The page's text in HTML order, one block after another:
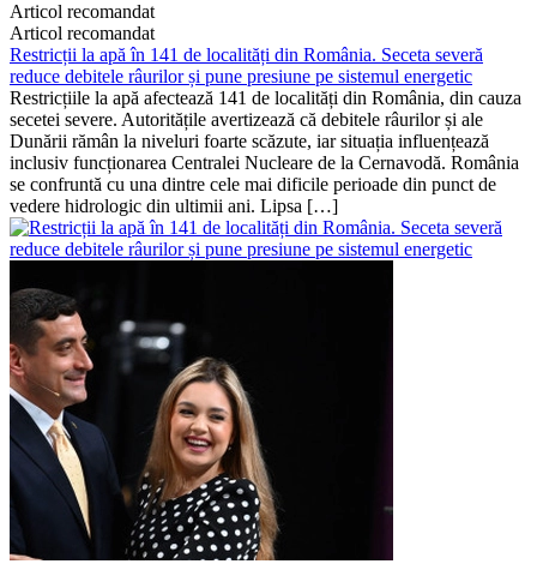
Articol recomandat
Articol recomandat
Restricții la apă în 141 de localități din România. Seceta severă
reduce debitele râurilor și pune presiune pe sistemul energetic
Restricțiile la apă afectează 141 de localități din România, din cauza
secetei severe. Autoritățile avertizează că debitele râurilor și ale
Dunării rămân la niveluri foarte scăzute, iar situația influențează
inclusiv funcționarea Centralei Nucleare de la Cernavodă. România
se confruntă cu una dintre cele mai dificile perioade din punct de
vedere hidrologic din ultimii ani. Lipsa […]